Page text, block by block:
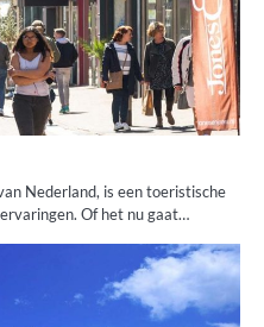
Nederland, is een toeristische
Of het nu gaat…